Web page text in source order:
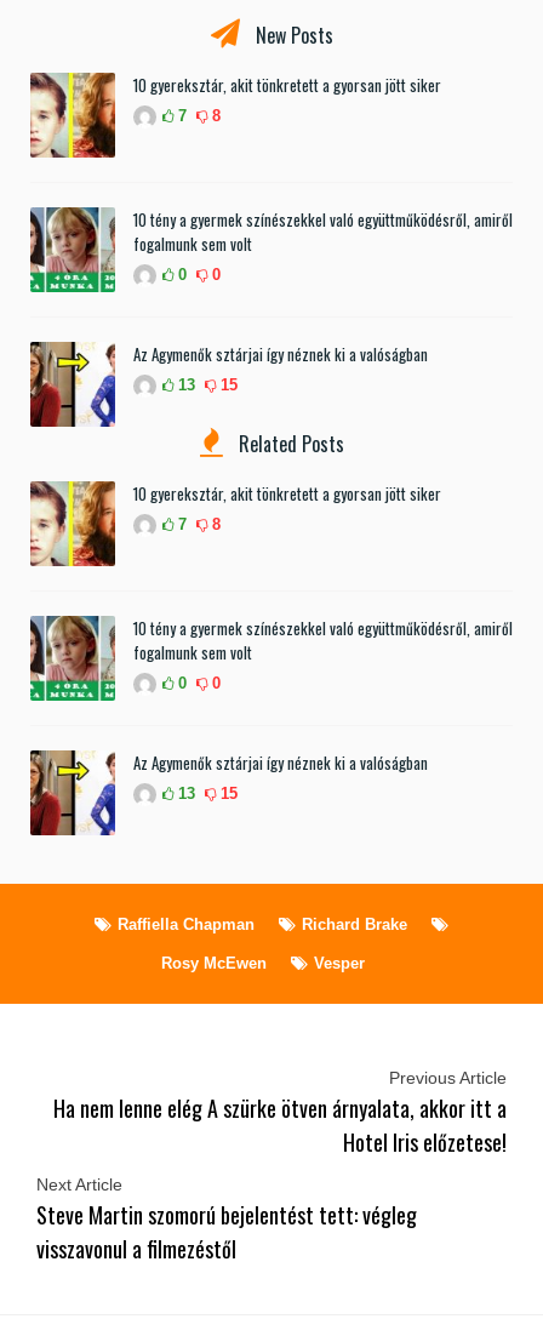
New Posts
10 gyereksztár, akit tönkretett a gyorsan jött siker
7 8
10 tény a gyermek színészekkel való együttműködésről, amiről
fogalmunk sem volt
0 0
Az Agymenők sztárjai így néznek ki a valóságban
13 15
Related Posts
10 gyereksztár, akit tönkretett a gyorsan jött siker
7 8
10 tény a gyermek színészekkel való együttműködésről, amiről
fogalmunk sem volt
0 0
Az Agymenők sztárjai így néznek ki a valóságban
13 15
Raffiella Chapman Richard Brake
Rosy McEwen Vesper
Previous Article
Ha nem lenne elég A szürke ötven árnyalata, akkor itt a
Hotel Iris előzetese!
Next Article
Steve Martin szomorú bejelentést tett: végleg
visszavonul a filmezéstől